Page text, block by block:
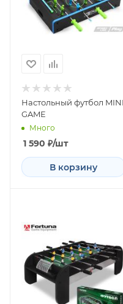
Настольный футбол MINI
GAME
Много
1 590 ₽/шт
В корзину